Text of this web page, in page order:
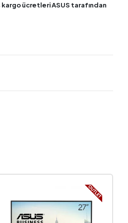
kargo ücretleri ASUS tarafından